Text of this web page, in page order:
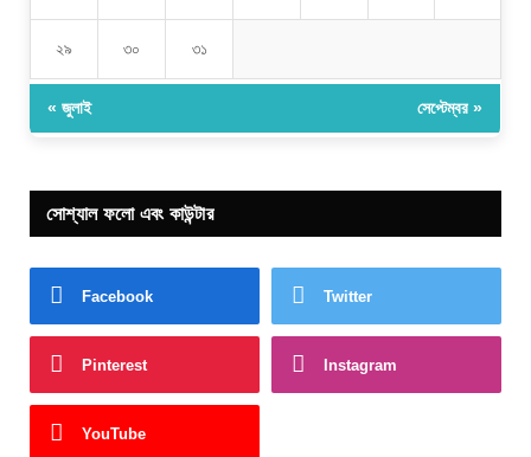
২৯ ৩০ ৩১
« জুলাই সেপ্টেম্বর »
সোশ্যাল ফলো এবং কাউন্টার
Facebook Twitter
Pinterest Instagram
YouTube